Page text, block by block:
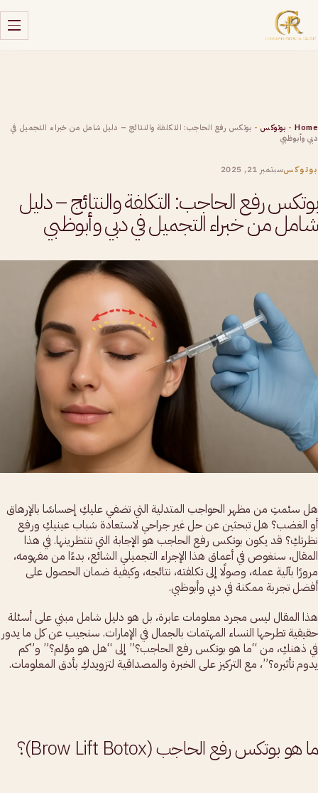
Home
- بوتوكس- بوتكس رفع الحاجب: التكلفة والنتائج – دليل شامل من خبراء التجميل في
دبي وأبوظبي
بوتوكسسبتمبر 21, 2025
بوتكس رفع الحاجب: التكلفة والنتائج – دليل
شامل من خبراء التجميل في دبي وأبوظبي
هل سئمتِ من مظهر الحواجب المتدلية التي تضفي عليكِ إحساسًا بالإرهاق
أو الغضب؟ هل تبحثين عن حل غير جراحي لاستعادة شباب عينيكِ ورفع
نظرتكِ؟ قد يكون بوتكس رفع الحاجب هو الإجابة التي تنتظرينها. في هذا
المقال، سنغوص في أعماق هذا الإجراء التجميلي الشائع، بدءًا من مفهومه،
مرورًا بآلية عمله، وصولًا إلى تكلفته، نتائجه، وكيفية ضمان الحصول على
أفضل تجربة ممكنة في دبي وأبوظبي.
هذا المقال ليس مجرد معلومات عابرة، بل هو دليل شامل مبني على أسئلة
حقيقية تطرحها النساء المهتمات بالجمال في الإمارات. سنجيب عن كل ما يدور
في ذهنكِ، من “ما هو بوتكس رفع الحاجب؟” إلى “هل هو مؤلم؟” و”كم
يدوم تأثيره؟”، مع التركيز على الخبرة والمصداقية لتزويدكِ بأدق المعلومات.
ما هو بوتكس رفع الحاجب (Brow Lift Botox)؟